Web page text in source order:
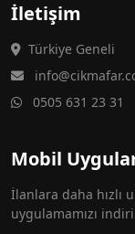
İletişim
Türkiye Geneli
0505 631 23 31
Mobil
İlanlara daha hızlı
uygulamamızı